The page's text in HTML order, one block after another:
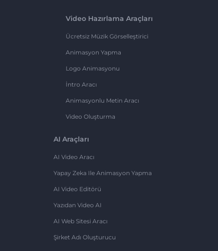
Video Hazırlama Araçları
Ücretsiz Müzik Görselleştirici
Animasyon Yapma
Logo Animasyonu
İntro Aracı
Animasyonlu Metin Aracı
Video Oluşturma
AI Araçları
AI Video Aracı
Yapay Zeka Ile Animasyon Yapma
AI Video Editörü
Yazıdan Video AI
AI Web Sitesi Aracı
Şirket Adı Oluşturucu